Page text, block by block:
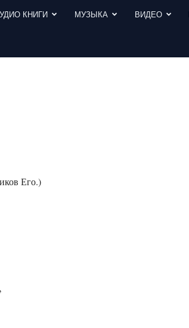
КНИГИ МУЗЫКА ВИДЕО
Его.)